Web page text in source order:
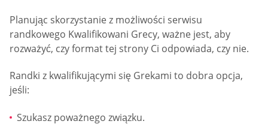
Planując skorzystanie z możliwości serwisu
randkowego Kwalifikowani Grecy, ważne jest, aby
rozważyć, czy format tej strony Ci odpowiada, czy nie.
Randki z kwalifikującymi się Grekami to dobra opcja,
jeśli:
Szukasz poważnego związku.